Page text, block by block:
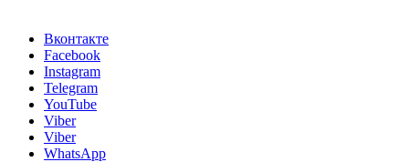
Вконтакте
Facebook
Instagram
Telegram
YouTube
Viber
Viber
WhatsApp